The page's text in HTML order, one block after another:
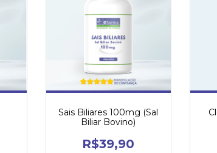
Sais Biliares 100mg (Sal
Biliar Bovino)
R$39,90